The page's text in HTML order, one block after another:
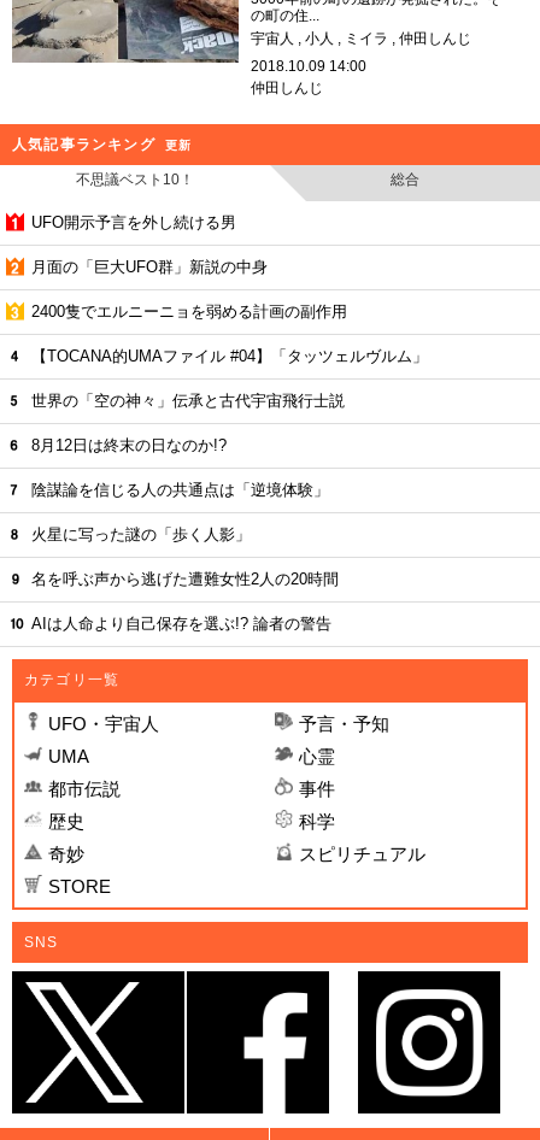
の町の住...
宇宙人
小人 ミイラ
仲田しんじ
2018.10.09 14:00
仲田しんじ
人気記事ランキング 更新
不思議ベスト10！ 総合
UFO開示予言を外し続ける男
月面の「巨大UFO群」新説の中身
2400隻でエルニーニョを弱める計画の副作用
【TOCANA的UMAファイル #04】「タッツェルヴルム」
世界の「空の神々」伝承と古代宇宙飛行士説
8月12日は終末の日なのか!?
陰謀論を信じる人の共通点は「逆境体験」
火星に写った謎の「歩く人影」
名を呼ぶ声から逃げた遭難女性2人の20時間
AIは人命より自己保存を選ぶ!? 論者の警告
カテゴリ一覧
UFO・宇宙人
予言・予知
UMA
心霊
都市伝説
事件
歴史
科学
奇妙
スピリチュアル
STORE
SNS